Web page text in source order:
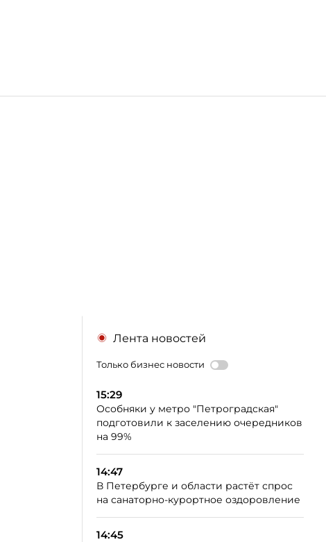
Лента новостей
Только бизнес новости
15:29
Особняки у метро "Петроградская"
подготовили к заселению очередников
на 99%
14:47
В Петербурге и области растёт спрос
на санаторно-курортное оздоровление
14:45